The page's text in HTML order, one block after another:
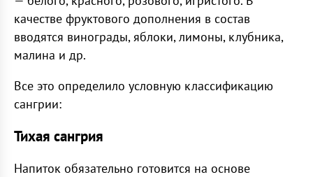
качестве фруктового дополнения в состав
вводятся винограды, яблоки, лимоны, клубника,
малина и др.
Все это определило условную классификацию
сангрии:
Тихая сангрия
Напиток обязательно готовится на основе